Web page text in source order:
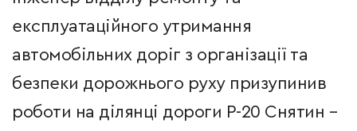
експлуатаційного утримання
автомобільних доріг з організації та
безпеки дорожнього руху призупинив
роботи на ділянці дороги Р-20 Снятин –